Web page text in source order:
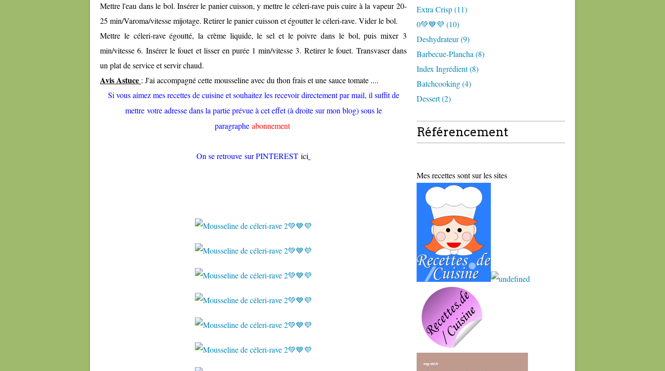
Mettre l'eau dans le bol. Insérer le panier cuisson, y mettre le céleri-rave puis cuire à la vapeur 20-
25 min/Varoma/vitesse mijotage. Retirer le panier cuisson et égoutter le céleri-rave. Vider le bol.
Mettre le céleri-rave égoutté, la crème liquide, le sel et le poivre dans le bol, puis mixer 3
min/vitesse 6. Insérer le fouet et lisser en purée 1 min/vitesse 3. Retirer le fouet. Transvaser dans
un plat de service et servir chaud.
Avis Astuce : J'ai accompagné cette mousseline avec du thon frais et une sauce tomate ....
Si vous aimez mes recettes de cuisine et souhaitez les recevoir directement par mail, il suffit de
mettre votre adresse dans la partie prévue à cet effet (à droite sur mon blog) sous le
paragraphe abonnement
On se retrouve sur PINTEREST ici
Extra Crisp (11)
0💚💙💜 (10)
Deshydrateur (9)
Barbecue-Plancha (8)
Index Ingrédient (8)
Batchcooking (4)
Dessert (2)
Référencement
Mes recettes sont sur les sites